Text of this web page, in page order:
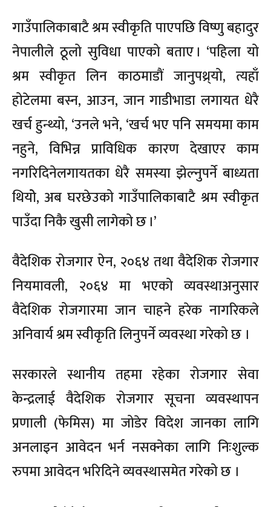
गाउँपालिकाबाटै श्रम स्वीकृति पाएपछि विष्णु बहादुर
नेपालीले ठूलो सुविधा पाएको बताए । ‘पहिला यो
श्रम स्वीकृत लिन काठमाडौं जानुपथ्र्यो, त्यहाँ
होटेलमा बस्न, आउन, जान गाडीभाडा लगायत धेरै
खर्च हुन्थ्यो, ‘उनले भने, ‘खर्च भए पनि समयमा काम
नहुने, विभिन्न प्राविधिक कारण देखाएर काम
नगरिदिनेलगायतका धेरै समस्या झेल्नुपर्ने बाध्यता
थियोे, अब घरछेउको गाउँपालिकाबाटै श्रम स्वीकृत
पाउँदा निकै खुसी लागेको छ ।’
वैदेशिक रोजगार ऐन, २०६४ तथा वैदेशिक रोजगार
नियमावली, २०६४ मा भएको व्यवस्थाअनुसार
वैदेशिक रोजगारमा जान चाहने हरेक नागरिकले
अनिवार्य श्रम स्वीकृति लिनुपर्ने व्यवस्था गरेको छ ।
सरकारले स्थानीय तहमा रहेका रोजगार सेवा
केन्द्रलाई वैदेशिक रोजगार सूचना व्यवस्थापन
प्रणाली (फेमिस) मा जोडेर विदेश जानका लागि
अनलाइन आवेदन भर्न नसक्नेका लागि निःशुल्क
रुपमा आवेदन भरिदिने व्यवस्थासमेत गरेको छ ।